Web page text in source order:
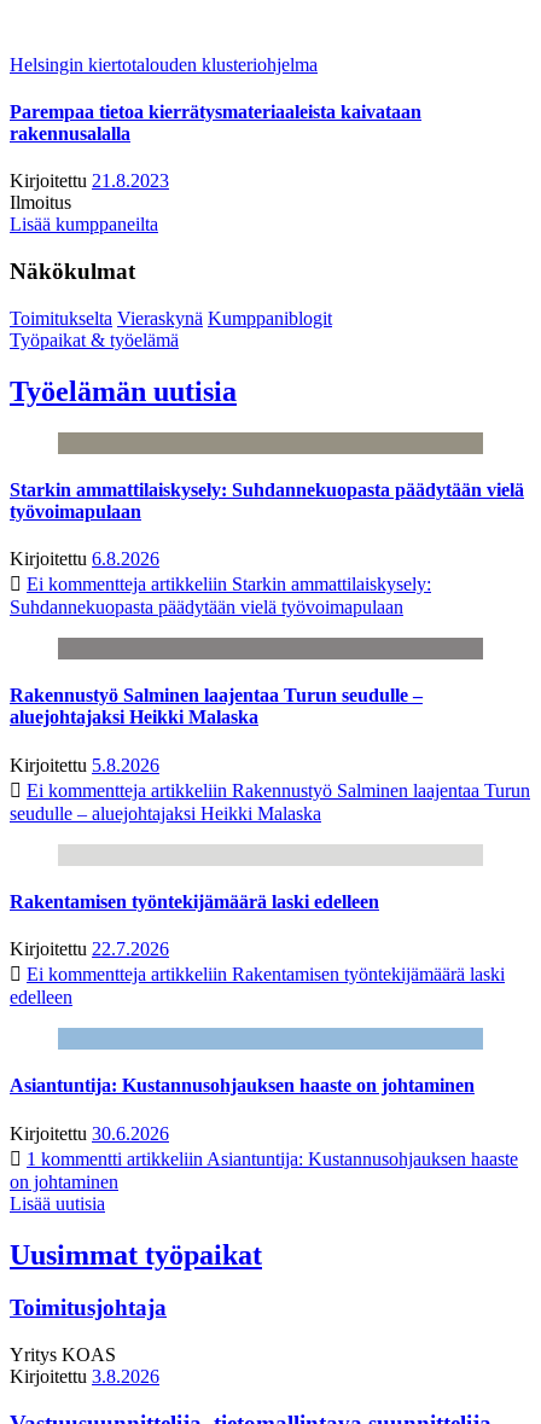
Helsingin kiertotalouden klusteriohjelma
Parempaa tietoa kierrätysmateriaaleista kaivataan
rakennusalalla
Kirjoitettu 21.8.2023
Ilmoitus
Lisää kumppaneilta
Näkökulmat
Toimitukselta Vieraskynä Kumppaniblogit
Työpaikat & työelämä
Työelämän uutisia
Starkin ammattilaiskysely: Suhdannekuopasta päädytään vielä
työvoimapulaan
Kirjoitettu 6.8.2026
Ei kommentteja artikkeliin Starkin ammattilaiskysely:
Suhdannekuopasta päädytään vielä työvoimapulaan
Rakennustyö Salminen laajentaa Turun seudulle –
aluejohtajaksi Heikki Malaska
Kirjoitettu 5.8.2026
Ei kommentteja artikkeliin Rakennustyö Salminen laajentaa Turun
seudulle – aluejohtajaksi Heikki Malaska
Rakentamisen työntekijämäärä laski edelleen
Kirjoitettu 22.7.2026
Ei kommentteja artikkeliin Rakentamisen työntekijämäärä laski
edelleen
Asiantuntija: Kustannusohjauksen haaste on johtaminen
Kirjoitettu 30.6.2026
1 kommentti artikkeliin Asiantuntija: Kustannusohjauksen haaste
on johtaminen
Lisää uutisia
Uusimmat työpaikat
Toimitusjohtaja
Yritys KOAS
Kirjoitettu 3.8.2026